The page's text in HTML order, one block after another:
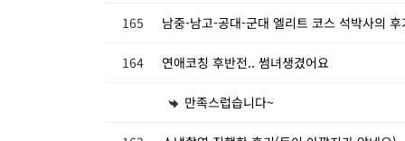
165 남중-남고-공대-군대 엘리트 코스 석박사의 후
164 연애코칭 후반전.. 썸녀생겼어요
만족스럽습니다~